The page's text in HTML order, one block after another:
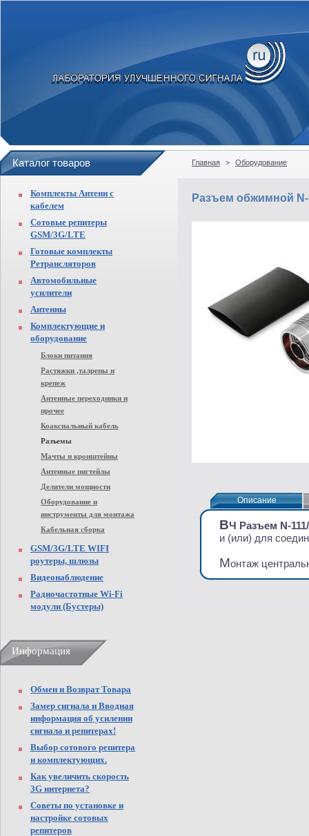
Каталог товаров
Комплекты Антенн с
кабелем
Сотовые репитеры
GSM/3G/LTE
Готовые комплекты
Ретрансляторов
Автомобильные
усилители
Антенны
Комплектующие и
оборудование
Блоки питания
Растяжки ,талрепы и
крепеж
Антенные переходники и
прочее
Коаксиальный кабель
Разъемы
Мачты и кронштейны
Антенные пигтейлы
Делители мощности
Оборудование и
инструменты для монтажа
Кабельная сборка
GSM/3G/LTE WIFI
роутеры, шлюзы
Видеонаблюдение
Радиочастотные Wi-Fi
модули (Бустеры)
Информация
Обмен и Возврат Товара
Замер сигнала и Вводная
информация об усилении
сигнала и репитерах!
Выбор сотового репитера
и комплектующих.
Как увеличить скорость
3G интернета?
Советы по установке и
настройке сотовых
репитеров
Главная > Оборудование
Разъем обжимной N-
Описание
Описание
ВЧ Разъем N-
и (или) для
Монтаж